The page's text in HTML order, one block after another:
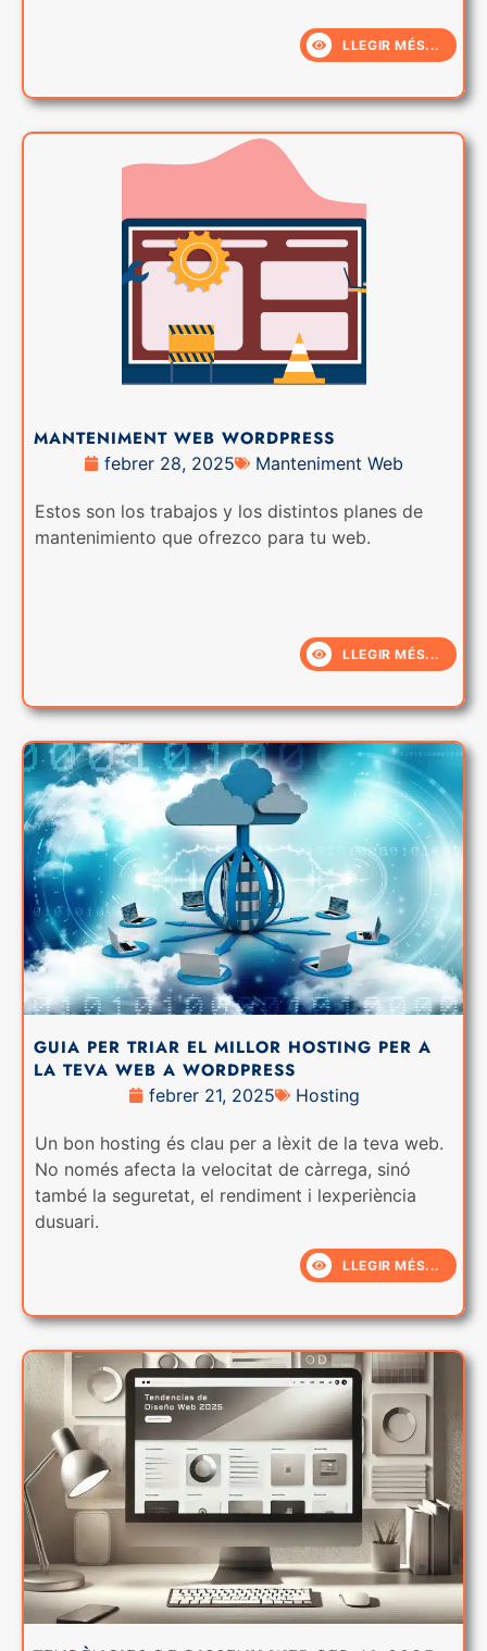
LLEGIR MÉS...
MANTENIMENT WEB WORDPRESS
febrer 28, 2025 Manteniment Web
Estos son los trabajos y los distintos planes de
mantenimiento que ofrezco para tu web.
LLEGIR MÉS...
GUIA PER TRIAR EL MILLOR HOSTING PER A
LA TEVA WEB A WORDPRESS
febrer 21, 2025 Hosting
Un bon hosting és clau per a lèxit de la teva web.
No només afecta la velocitat de càrrega, sinó
també la seguretat, el rendiment i lexperiència
dusuari.
LLEGIR MÉS...